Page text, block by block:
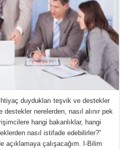
duydukları teşvik ve destekler
nerelerden, nasıl alınır pek
hangi bakanlıklar, hangi
nasıl istifade edebilirler?”
açıklamaya çalışacağım. I-Bilim